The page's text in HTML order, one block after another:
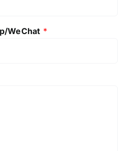
WeChat *